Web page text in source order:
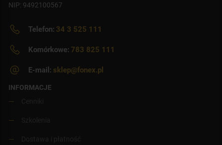
NIP: 9492100567
Telefon: 34 3 525 111
Komórkowe: 783 825 111
E-mail: sklep@fonex.pl
INFORMACJE